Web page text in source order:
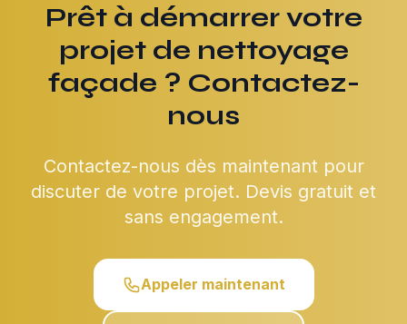
Prêt à démarrer votre
projet de nettoyage
façade ? Contactez-
nous
Contactez-nous dès maintenant pour
discuter de votre projet. Devis gratuit et
sans engagement.
Appeler maintenant